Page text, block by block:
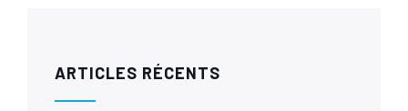
ARTICLES RÉCENTS